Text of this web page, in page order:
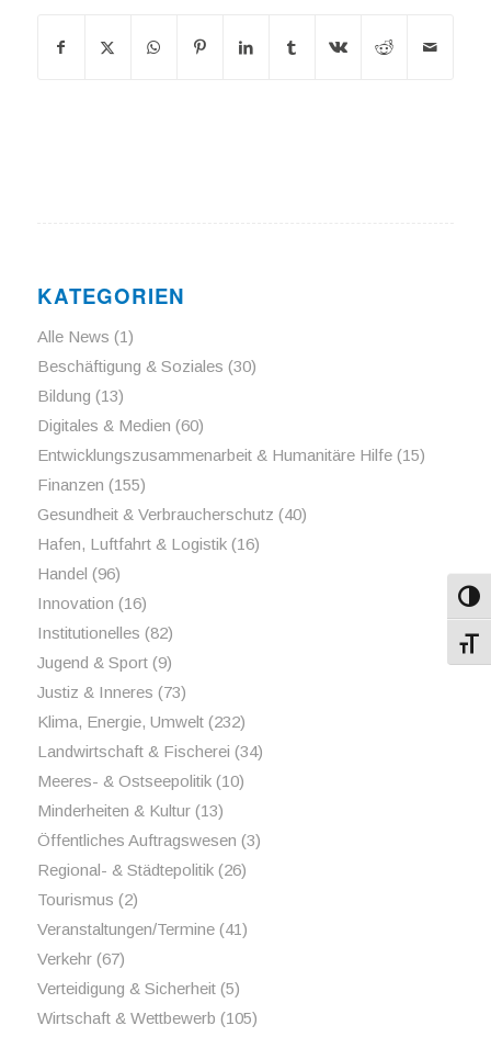
KATEGORIEN
Alle News (1)
Beschäftigung & Soziales (30)
Bildung (13)
Digitales & Medien (60)
Entwicklungszusammenarbeit & Humanitäre Hilfe(15)
Finanzen (155)
Gesundheit & Verbraucherschutz (40)
Hafen, Luftfahrt & Logistik(16)
Handel (96)
Innovation (16)
Institutionelles (82)
Jugend & Sport(9)
Justiz & Inneres (73)
Klima, Energie, Umwelt(232)
Landwirtschaft & Fischerei (34)
Meeres- & Ostseepolitik(10)
Minderheiten & Kultur(13)
Öffentliches Auftragswesen (3)
Regional- & Städtepolitik(26)
Tourismus (2)
Veranstaltungen/Termine(41)
Verkehr(67)
Verteidigung & Sicherheit(5)
Wirtschaft & Wettbewerb (105)